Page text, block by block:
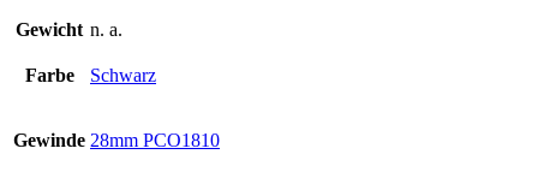
Dosen
Feinzerstäuber
Gewicht n. a.
Farbe Schwarz
Gewinde 28mm PCO1810